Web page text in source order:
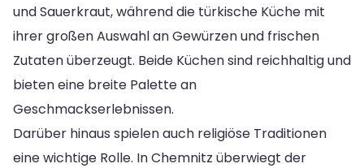
und Sauerkraut, während die türkische Küche mit
ihrer großen Auswahl an Gewürzen und frischen
Zutaten überzeugt. Beide Küchen sind reichhaltig und
bieten eine breite Palette an
Geschmackserlebnissen.
Darüber hinaus spielen auch religiöse Traditionen
eine wichtige Rolle. In Chemnitz überwiegt der